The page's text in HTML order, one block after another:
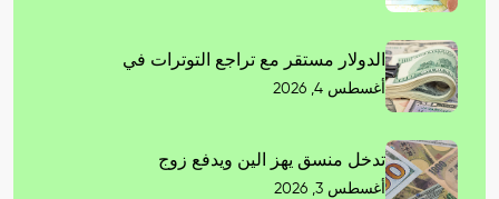
الدولار مستقر مع تراجع التوترات في
أغسطس 4, 2026
تدخل منسق يهز الين ويدفع زوج
أغسطس 3, 2026